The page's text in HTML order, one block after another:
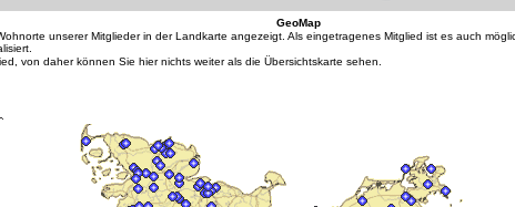
GeoMap
unserer Mitglieder in der Landkarte angezeigt. Als eingetragenes Mitglied ist es auch
von daher können Sie hier nichts weiter als die Übersichtskarte sehen.